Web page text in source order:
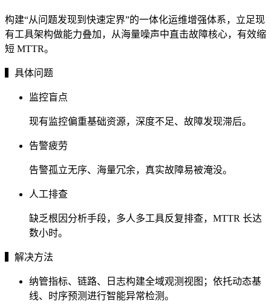
构建“从问题发现到快速定界”的一体化运维增强体系，立足现
有工具架构做能力叠加，从海量噪声中直击故障核心，有效缩
短 MTTR。
▍具体问题
监控盲点
现有监控偏重基础资源，深度不足、故障发现滞后。
告警疲劳
告警孤立无序、海量冗余，真实故障易被淹没。
人工排查
缺乏根因分析手段，多人多工具反复排查，MTTR 长达
数小时。
▍解决方法
纳管指标、链路、日志构建全域观测视图；依托动态基
线、时序预测进行智能异常检测。